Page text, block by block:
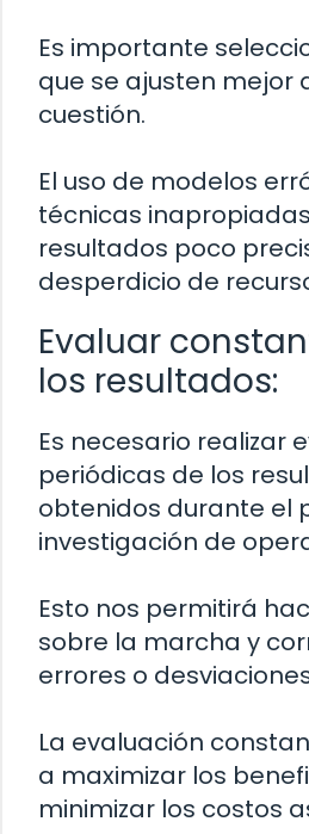
Es importante
que se ajusten mejor
cuestión.
El uso de modelos
técnicas
resultados poco
desperdicio de
Evaluar
los resultados:
Es necesario realizar
periódicas de los
obtenidos durante el
investigación de
Esto nos permitirá
sobre la marcha y
errores o
La evaluación
a maximizar los
minimizar los costos